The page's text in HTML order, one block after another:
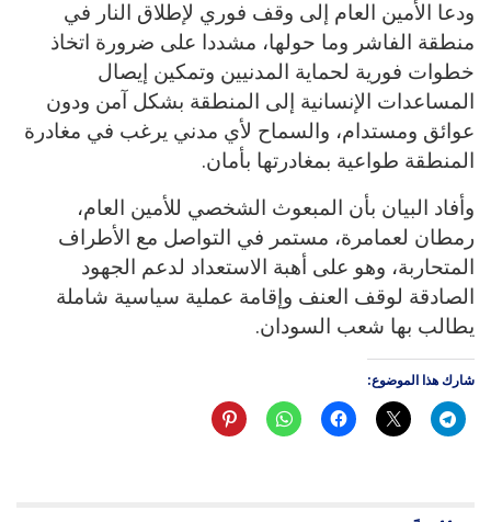
ودعا الأمين العام إلى وقف فوري لإطلاق النار في
منطقة الفاشر وما حولها، مشددا على ضرورة اتخاذ
خطوات فورية لحماية المدنيين وتمكين إيصال
المساعدات الإنسانية إلى المنطقة بشكل آمن ودون
عوائق ومستدام، والسماح لأي مدني يرغب في مغادرة
المنطقة طواعية بمغادرتها بأمان.
وأفاد البيان بأن المبعوث الشخصي للأمين العام،
رمطان لعمامرة، مستمر في التواصل مع الأطراف
المتحاربة، وهو على أهبة الاستعداد لدعم الجهود
الصادقة لوقف العنف وإقامة عملية سياسية شاملة
يطالب بها شعب السودان.
شارك هذا الموضوع: